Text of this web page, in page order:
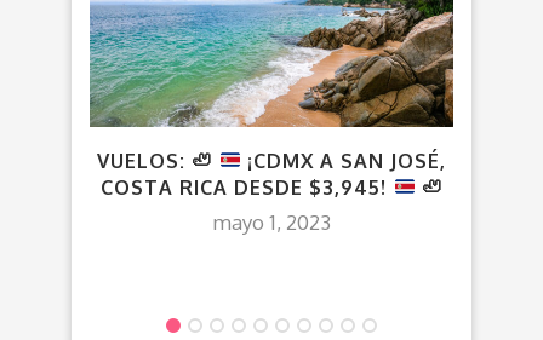
VUELOS: 🦥
¡CDMX A SAN JOSÉ,
COSTA RICA DESDE $3,945!
🦥
mayo 1, 2023